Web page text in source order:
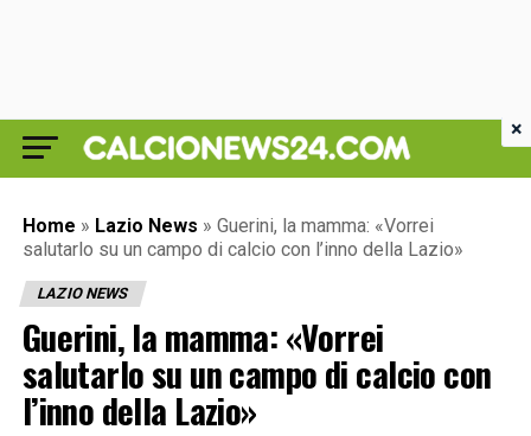
Home » Lazio News » Guerini, la mamma: «Vorrei
salutarlo su un campo di calcio con l’inno della Lazio»
LAZIO NEWS
Guerini, la mamma: «Vorrei
salutarlo su un campo di calcio con
l’inno della Lazio»
×